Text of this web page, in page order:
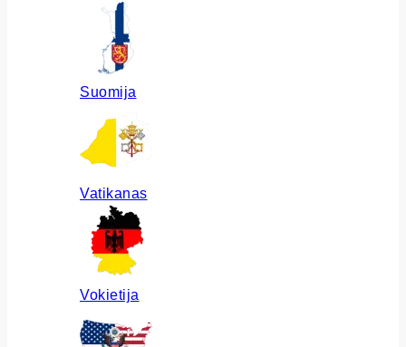
Suomija
Vatikanas
Vokietija